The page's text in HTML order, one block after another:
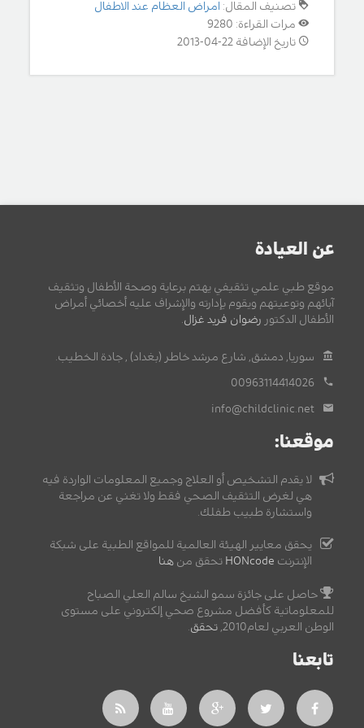
تصنيف المقال: امراض العظام عند الاطفال
مرات القراءة: 9280
تاريخ الإضافة 22-04-2013
عن العيادة
موقع طبي علمي تثقيفي يهتم برعاية وصحة الأطفال وتثقيف
آبائهم وتوعيتهم ويقوم بإدارته والإشراف عليه أخصائي أمراض
الأطفال الدكتور رضوان فريد غزال.
سوريا, دمشق, شارع مرشد خاطر (بغداد) , جادة الخطيب.
00963114414026
info@childclinic.net
موقعنا:
لا يقدم التشخيص أو العلاج وجميع المعلومات الواردة فيه
هي لغرض التثقيف الصحي فقط ولا تغني عن مراجعة
واستشارة طبيب طفلك.
يحقق معايير الهيئة العالمية للمواقع الطبية على شبكة
الإنترنت HONcode تحقق من هنا
حاصل على جائزة سمو الشيخ سالم العلي الصباح
للمعلوماتية كأفضل مشروع صحي إلكتروني على مستوى
الوطن العربي لعام2010,
تحقق.
تابعنا